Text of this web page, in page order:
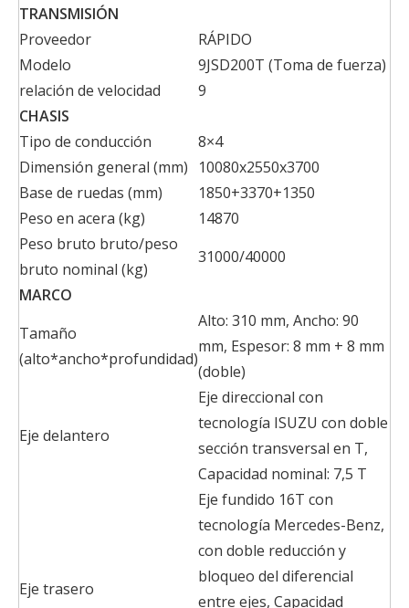
TRANSMISIÓN
Proveedor
RÁPIDO
Modelo
9JSD200T (Toma de fuerza)
relación de velocidad
9
CHASIS
Tipo de conducción
8×4
Dimensión general (mm)
10080x2550x3700
Base de ruedas (mm)
1850+3370+1350
Peso en acera (kg)
14870
Peso bruto bruto/peso
bruto nominal (kg)
31000/40000
MARCO
Tamaño
(alto*ancho*profundidad)
Alto: 310 mm, Ancho: 90
mm, Espesor: 8 mm + 8 mm
(doble)
Eje delantero
Eje direccional con
tecnología ISUZU con doble
sección transversal en T,
Capacidad nominal: 7,5 T
Eje trasero
Eje fundido 16T con
tecnología Mercedes-Benz,
con doble reducción y
bloqueo del diferencial
entre ejes, Capacidad